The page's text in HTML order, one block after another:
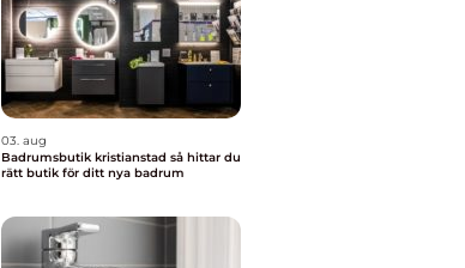
03. aug
Badrumsbutik kristianstad så hittar du
rätt butik för ditt nya badrum